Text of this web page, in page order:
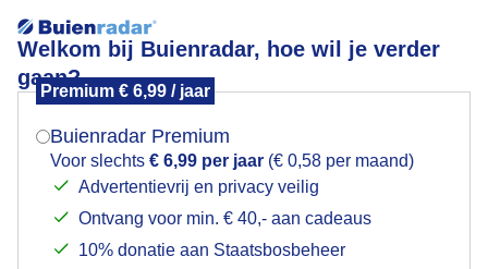
Welkom bij Buienradar, hoe wil je verder
gaan?
Premium € 6,99 / jaar
Buienradar Premium
Voor slechts € 6,99 per jaar (€ 0,58 per maand)
Advertentievrij en privacy veilig
Ontvang voor min. € 40,- aan cadeaus
10% donatie aan Staatsbosbeheer
Pollen en hooikoorts
24 uurs 5 dagen
Zondag 07:00
Mogen we je locatie gebruiken voor het
Indien je hier nog geen akkoord op hebt gegeven,
verschijnt er zo een pop-up uit je browser waarin